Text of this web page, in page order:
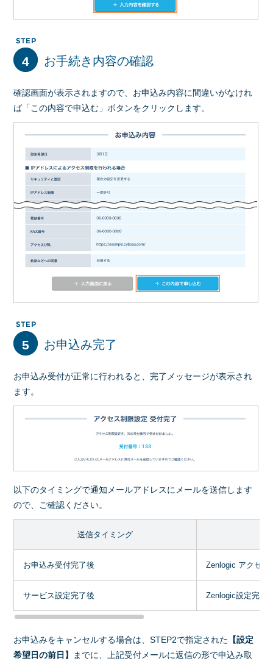
4 お手続き内容の確認
確認画面が表示されますので、お申込み内容に間違いがなけれ
ば「この内容で申込む」ボタンをクリックします。
5 お申込み完了
お申込み受付が正常に行われると、完了メッセージが表示され
ます。
以下のタイミングで通知メールアドレスにメールを送信します
ので、ご確認ください。
送信タイミング
お申込み受付完了後 Zenlogic アクセス
サービス設定完了後 Zenlogic設定完了
お申込みをキャンセルする場合は、STEP2で指定された 【設定
希望日の前日】 までに、上記受付メールに返信の形で申込み取